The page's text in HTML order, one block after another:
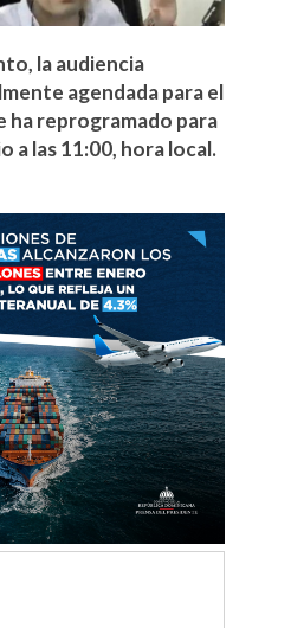
la audiencia
agendada para el
ha reprogramado para
a las 11:00, hora local.